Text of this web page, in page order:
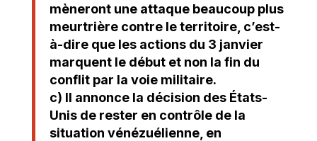
mèneront une attaque beaucoup plus
meurtrière contre le territoire, c’est-
à-dire que les actions du 3 janvier
marquent le début et non la fin du
conflit par la voie militaire.
c) Il annonce la décision des États-
Unis de rester en contrôle de la
situation vénézuélienne, en